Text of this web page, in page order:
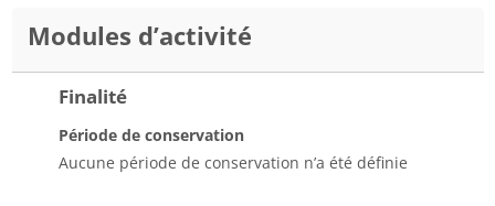
Modules d’activité
Finalité
Période de conservation
Aucune période de conservation n’a été définie